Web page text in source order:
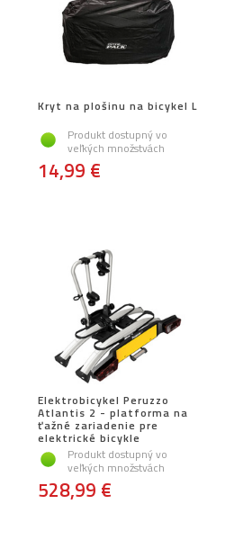
Kryt na plošinu na bicykel L
Produkt dostupný vo
veľkých množstvách
14,99 €
Elektrobicykel Peruzzo
Atlantis 2 - platforma na
ťažné zariadenie pre
elektrické bicykle
Produkt dostupný vo
veľkých množstvách
528,99 €